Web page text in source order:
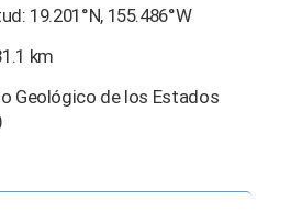
19.201°N, 155.486°W
km
Geológico de los Estados